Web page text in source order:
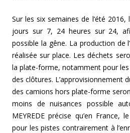
Sur les six semaines de l’été
jours sur 7, 24 heures sur 24,
possible la gêne. La production de
réalisée sur place. Les déchets
la plate-forme, notamment pour
des clôtures. L’approvisionnement
des camions hors plate-forme
moins de nuisances possible
MEYREDE précise qu’en France,
pour les pistes contrairement à